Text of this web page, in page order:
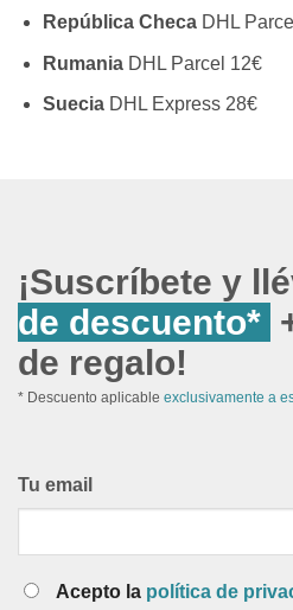
República ChecaDHL
RumaniaDHL Parcel 12€
SueciaDHL Express 28€
¡Suscríbete y
de descuento*
de regalo!
* Descuento aplicable exclusivamente a
Tu email
Acepto la política de